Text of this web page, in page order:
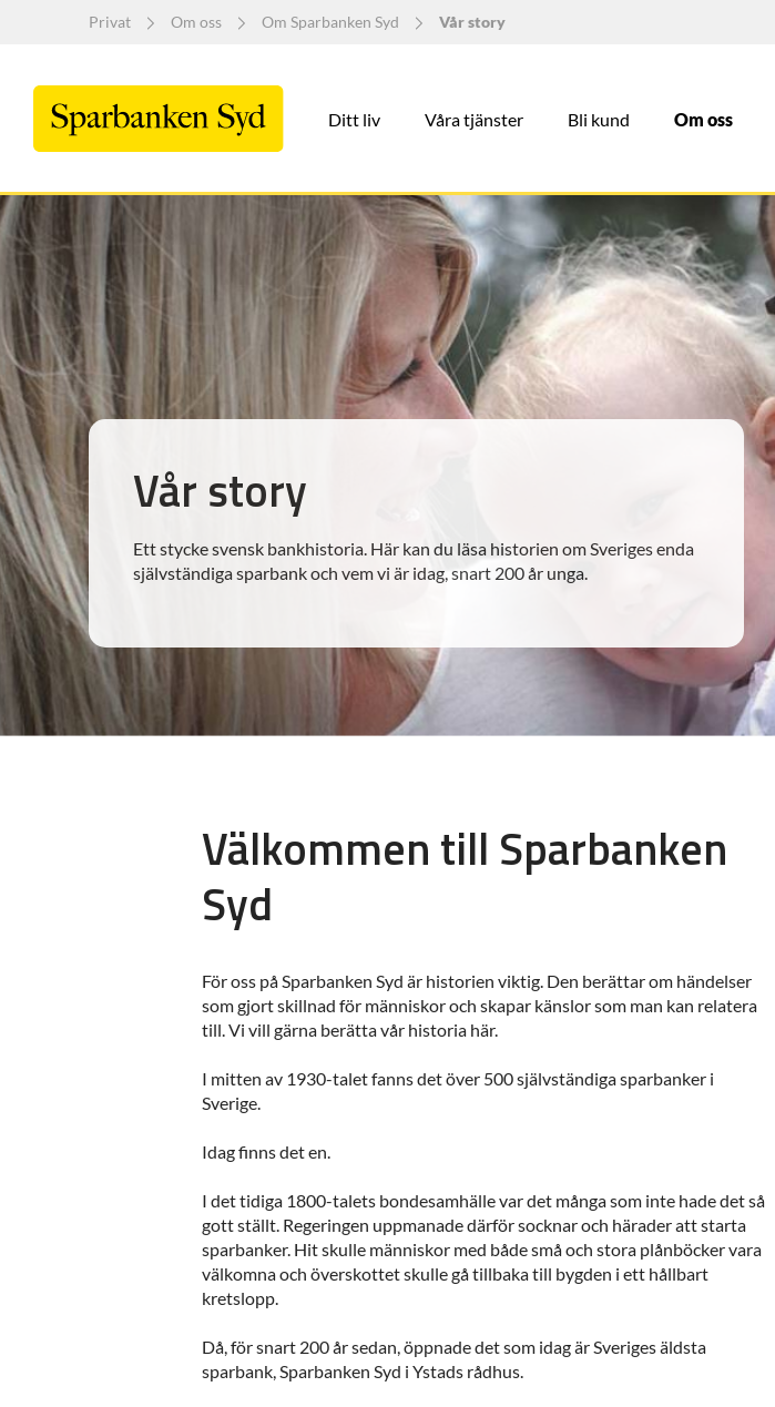
Privat Om oss Om Sparbanken Syd Vår story
Ditt liv Våra tjänster Bli kund Om oss
Vår story
Ett stycke svensk bankhistoria. Här kan du läsa historien om Sveriges enda
självständiga sparbank och vem vi är idag, snart 200 år unga.
Välkommen till Sparbanken
Syd
För oss på Sparbanken Syd är historien viktig. Den berättar om händelser
som gjort skillnad för människor och skapar känslor som man kan relatera
till. Vi vill gärna berätta vår historia här.
I mitten av 1930-talet fanns det över 500 självständiga sparbanker i
Sverige.
Idag finns det en.
I det tidiga 1800-talets bondesamhälle var det många som inte hade det så
gott ställt. Regeringen uppmanade därför socknar och härader att starta
sparbanker. Hit skulle människor med både små och stora plånböcker vara
välkomna och överskottet skulle gå tillbaka till bygden i ett hållbart
kretslopp.
Då, för snart 200 år sedan, öppnade det som idag är Sveriges äldsta
sparbank, Sparbanken Syd i Ystads rådhus.